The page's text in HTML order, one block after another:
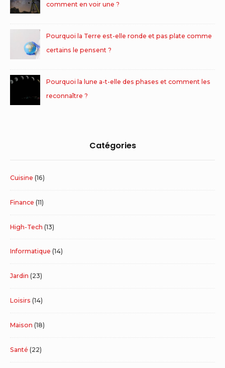
comment en voir une ?
Pourquoi la Terre est-elle ronde et pas plate comme
certains le pensent ?
Pourquoi la lune a-t-elle des phases et comment les
reconnaître ?
Catégories
Cuisine (16)
Finance (11)
High-Tech (13)
Informatique (14)
Jardin (23)
Loisirs (14)
Maison (18)
Santé (22)